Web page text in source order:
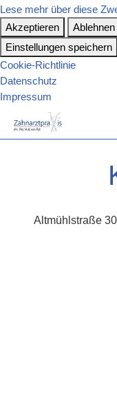
Lese mehr über diese
Akzeptieren
Ablehnen
Einstellungen speichern
Cookie-Richtlinie
Datenschutz
Impressum
Altmühlstraße